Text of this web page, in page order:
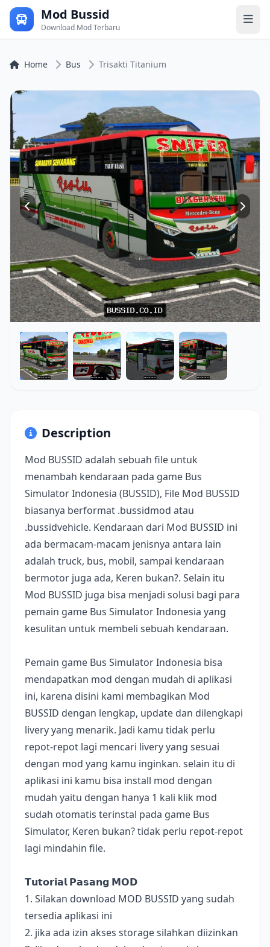
Mod Bussid
Download Mod Terbaru
Home Bus Trisakti Titanium
Description
Mod BUSSID adalah sebuah file untuk
menambah kendaraan pada game Bus
Simulator Indonesia (BUSSID), File Mod BUSSID
biasanya berformat .bussidmod atau
.bussidvehicle. Kendaraan dari Mod BUSSID ini
ada bermacam-macam jenisnya antara lain
adalah truck, bus, mobil, sampai kendaraan
bermotor juga ada, Keren bukan?. Selain itu
Mod BUSSID juga bisa menjadi solusi bagi para
pemain game Bus Simulator Indonesia yang
kesulitan untuk membeli sebuah kendaraan.
Pemain game Bus Simulator Indonesia bisa
mendapatkan mod dengan mudah di aplikasi
ini, karena disini kami membagikan Mod
BUSSID dengan lengkap, update dan dilengkapi
livery yang menarik. Jadi kamu tidak perlu
repot-repot lagi mencari livery yang sesuai
dengan mod yang kamu inginkan. selain itu di
aplikasi ini kamu bisa install mod dengan
mudah yaitu dengan hanya 1 kali klik mod
sudah otomatis terinstal pada game Bus
Simulator, Keren bukan? tidak perlu repot-repot
lagi mindahin file.
𝗧𝘂𝘁𝗼𝗿𝗶𝗮𝗹 𝗣𝗮𝘀𝗮𝗻𝗴 𝗠𝗢𝗗
1. Silakan download MOD BUSSID yang sudah
tersedia aplikasi ini
2. jika ada izin akses storage silahkan diizinkan